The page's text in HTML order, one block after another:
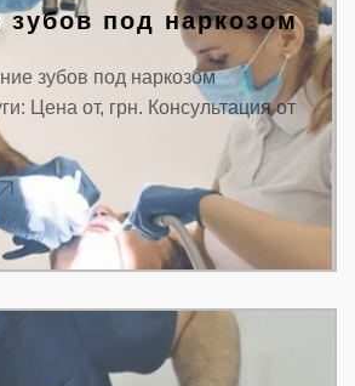
зубов под наркозом
зубов под наркозом
Цена от, грн. Консультация от